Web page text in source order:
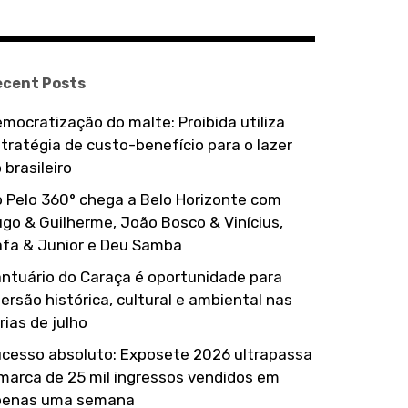
Posts
do malte: Proibida utiliza
de custo-benefício para o lazer
brasileiro
Pelo 360° chega a Belo Horizonte com
& Guilherme, João Bosco & Vinícius,
& Junior e Deu Samba
do Caraça é oportunidade para
histórica, cultural e ambiental nas
de julho
absoluto: Exposete 2026 ultrapassa
de 25 mil ingressos vendidos em
uma semana